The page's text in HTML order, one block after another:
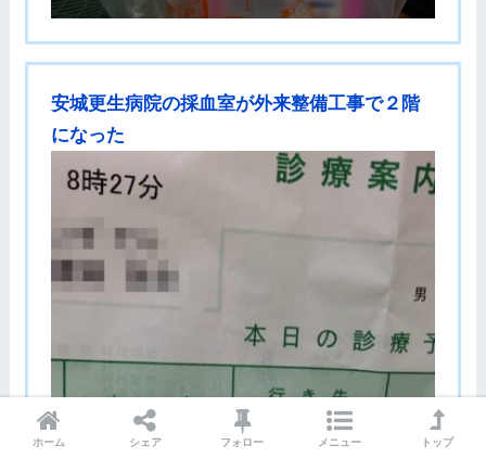
安城更生病院の採血室が外来整備工事で２階
になった
ホーム シェア フォロー メニュー トップ